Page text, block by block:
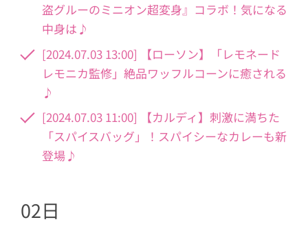
盗グルーのミニオン超変身』コラボ！気になる
中身は♪
[2024.07.03 13:00] 【ローソン】「レモネード
レモニカ監修」絶品ワッフルコーンに癒される
♪
[2024.07.03 11:00] 【カルディ】刺激に満ちた
「スパイスバッグ」！スパイシーなカレーも新
登場♪
02日